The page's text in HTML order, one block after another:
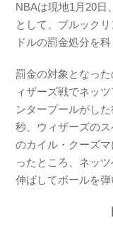
c
e
b
o
o
k
tt
er n
e
NBAは現地1月20日
として、ブルック
ドルの罰金処分を
罰金の対象となっ
ィザーズ戦でネッ
ンタープールがし
秒、ウィザーズの
のカイル・クーズ
ったところ、ネッ
伸ばしてボールを弾